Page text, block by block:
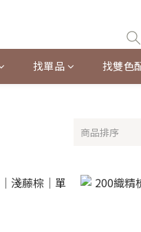
找單品 找雙色
商品排序